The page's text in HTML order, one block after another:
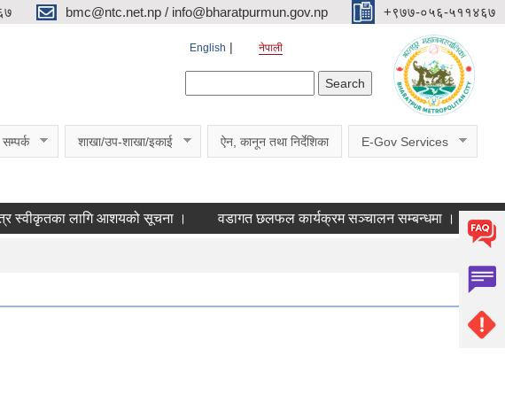
bmc@ntc.net.np / info@bharatpurmun.gov.np ‌‌+९७७-०५६-५११४६७
English नेपाली
सम्पर्क शाखा/उप-शाखा/इकाई ऐन, कानून तथा निर्देशिका E-Gov Services
लागि आशयको सूचना । वडागत छलफल कार्यक्रम सञ्चालन सम्बन्धमा । कक्षा